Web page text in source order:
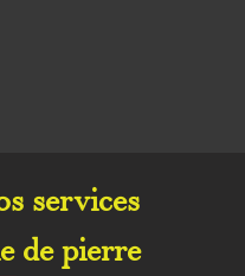
services
de pierre